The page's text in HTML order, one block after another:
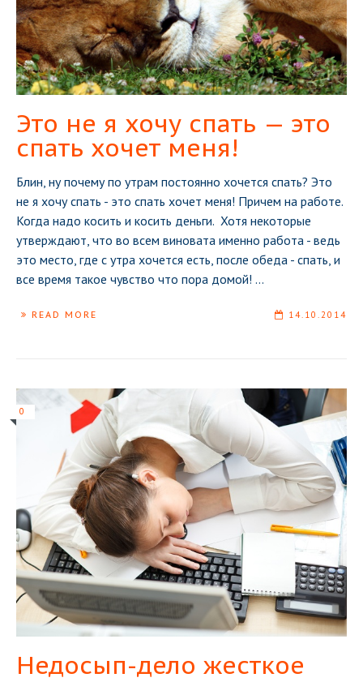
Это не я хочу спать — это
спать хочет меня!
Блин, ну почему по утрам постоянно хочется спать? Это
не я хочу спать - это спать хочет меня! Причем на работе.
Когда надо косить и косить деньги. Хотя некоторые
утверждают, что во всем виновата именно работа - ведь
это место, где с утра хочется есть, после обеда - спать, и
все время такое чувство что пора домой! ...
READ MORE 14.10.2014
0
Недосып-дело жесткое